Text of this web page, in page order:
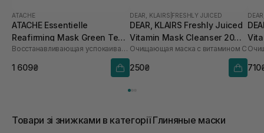
ATACHE
ATACHE Essentielle
Reafirming Mask Green Tea
50 мл
Восстанавливающая успокаивающая маска
1 609₴
DEAR, KLAIRS FRESHLY JUICED
DEAR, KLAIRS Freshly Juiced
Vitamin Mask Cleanser 20
мл
Очищающая маска с витамином C
250₴
мл
Товари зі знижками в категорії Глиняные маски